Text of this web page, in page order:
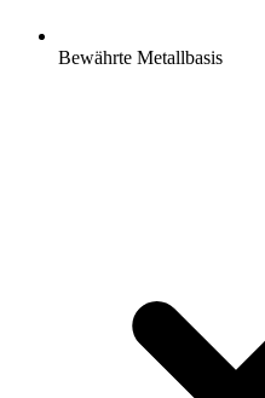
Bewährte Metallbasis